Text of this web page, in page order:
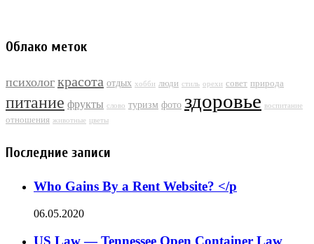
Облако меток
психолог красота отдых хобби люди стиль орехи совет природа
питание фрукты слово туризм фото здоровье воспитание
отношения животные цветы
Последние записи
Who Gains By a Rent Website? </p
06.05.2020
US Law — Tennessee Open Container Law